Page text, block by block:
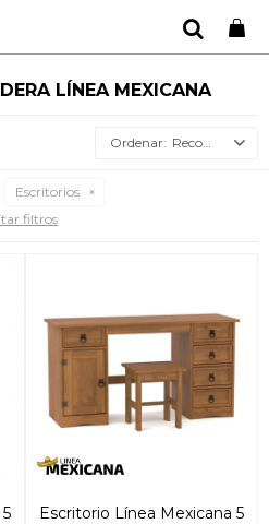
LÍNEA MEXICANA
Recomendados
Escritorios
filtros
Escritorio Línea Mexicana 5